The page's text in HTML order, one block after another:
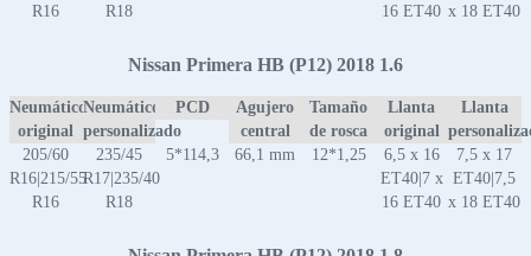
R16
R18
16 ET40 x 18 ET40
Nissan Primera HB (P12) 2018 1.6
Neumático
original
Neumático
personalizado
PCD
Agujero
central
Tamaño
de rosca
Llanta
original
Llanta
205/60
R16|215/55
R16
235/45
R17|235/40
R18
5*114,3 66,1 mm 12*1,25
6,5 x 16
ET40|7 x
16 ET40
7,5 x 17
ET40|7,5
x 18 ET40